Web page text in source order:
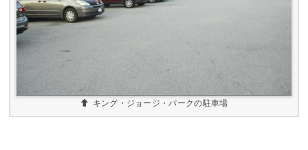
キング・ジョージ・パークの駐車場